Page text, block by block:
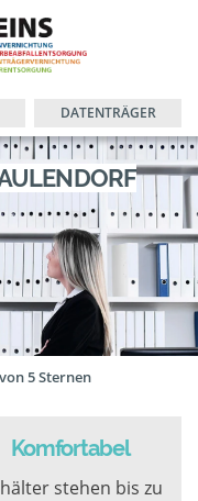
DATENTRÄGER
5 Sternen
Komfortabel
stehen bis zu